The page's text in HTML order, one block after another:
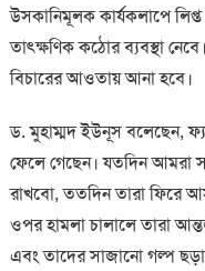
উসকানিমূলক কার্যকলাপে
তাৎক্ষণিক কঠোর ব্যবস্থা
বিচারের আওতায় আনা হবে।
ড. মুহাম্মদ ইউনূস বলেছেন,
ফেলে গেছেন। যতদিন আমরা
রাখবো, ততদিন তারা ফিরে
ওপর হামলা চালালে তারা
এবং তাদের সাজানো গল্প